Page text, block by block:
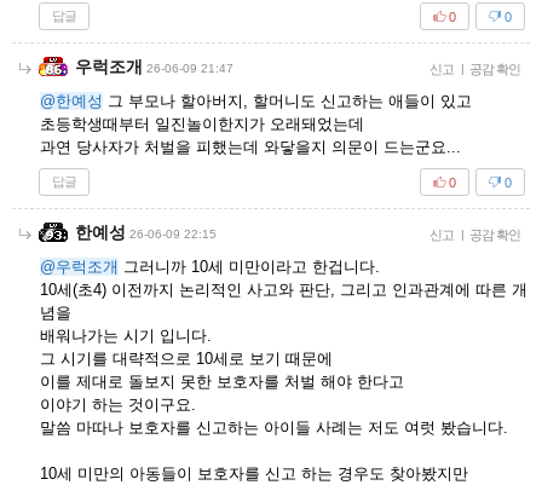
답글 0
0
우럭조개 26-06-09 21:47 신고 | 공감 확인
@한예성 그 부모나 할아버지, 할머니도 신고하는 애들이 있고
초등학생때부터 일진놀이한지가 오래돼었는데
과연 당사자가 처벌을 피했는데 와닿을지 의문이 드는군요...
답글 0
0
한예성 26-06-09 22:15 신고 | 공감 확인
@우럭조개 그러니까 10세 미만이라고 한겁니다.
10세(초4) 이전까지 논리적인 사고와 판단, 그리고 인과관계에 따른 개
념을
배워나가는 시기 입니다.
그 시기를 대략적으로 10세로 보기 때문에
이를 제대로 돌보지 못한 보호자를 처벌 해야 한다고
이야기 하는 것이구요.
말씀 마따나 보호자를 신고하는 아이들 사례는 저도 여럿 봤습니다.
10세 미만의 아동들이 보호자를 신고 하는 경우도 찾아봤지만